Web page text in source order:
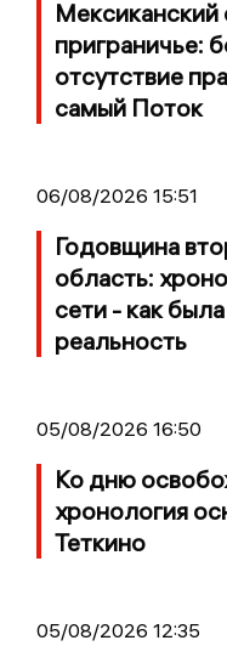
Мексиканский
приграничье:
отсутствие
самый Поток
06/08/2026 15:51
Годовщина
область:
сети - как
реальность
05/08/2026 16:50
Ко дню
хронология
Теткино
05/08/2026 12:35